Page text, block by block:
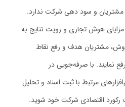
مشتریان و سود دهی شرکت ندارد.
مزایای هوش تجاری و رویت نتایج به
مشتریان هدف و رفع نقاط
نمایند. با صرفه‌جویی در
مرتبط با ثبت اسناد و تحلیل
رکورد اقتصادی شرکت خود شوید.